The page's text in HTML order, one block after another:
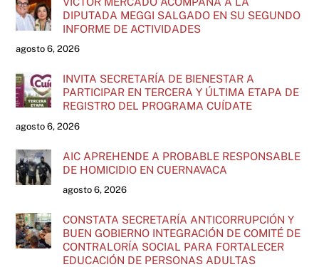
DIPUTADA MEGGI SALGADO EN SU SEGUNDO
INFORME DE ACTIVIDADES
agosto 6, 2026
INVITA SECRETARÍA DE BIENESTAR A
PARTICIPAR EN TERCERA Y ÚLTIMA ETAPA DE
REGISTRO DEL PROGRAMA CUÍDATE
agosto 6, 2026
AIC APREHENDE A PROBABLE RESPONSABLE
DE HOMICIDIO EN CUERNAVACA
agosto 6, 2026
CONSTATA SECRETARÍA ANTICORRUPCIÓN Y
BUEN GOBIERNO INTEGRACIÓN DE COMITÉ DE
CONTRALORÍA SOCIAL PARA FORTALECER
EDUCACIÓN DE PERSONAS ADULTAS